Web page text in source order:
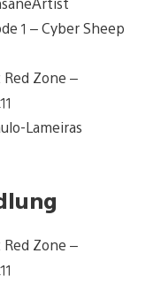
1 – Cyber Sheep
Zone –
Lameiras
Zone –